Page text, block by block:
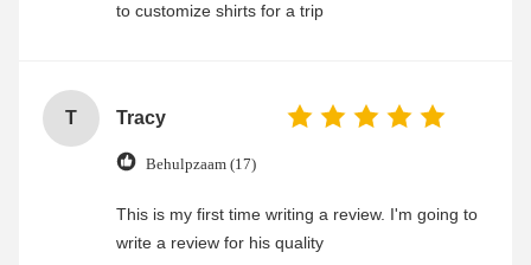
to customize shirts for a trip
T Tracy
Behulpzaam (17)
This is my first time writing a review. I'm going to
write a review for his quality